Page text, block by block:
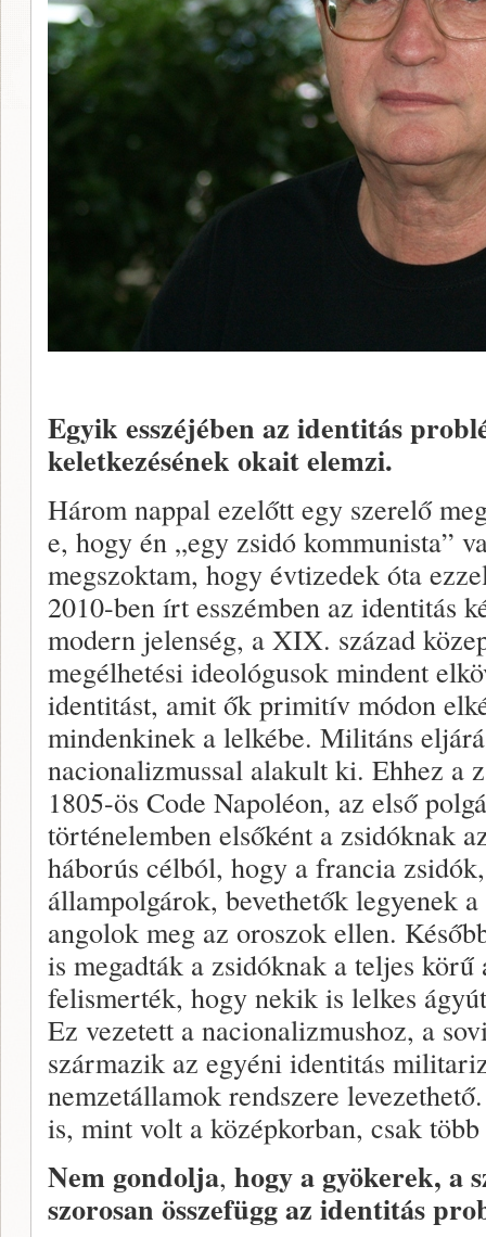
Egyik esszéjében az identitás
keletkezésének okait elemzi.
Három nappal ezelőtt egy szerelő
e, hogy én „egy zsidó kommunista”
megszoktam, hogy évtizedek óta
2010-ben írt esszémben az identitás
modern jelenség, a XIX. század
megélhetési ideológusok mindent
identitást, amit ők primitív módon
mindenkinek a lelkébe. Militáns
nacionalizmussal alakult ki. Ehhez a
1805-ös Code Napoléon, az első
történelemben elsőként a zsidóknak
háborús célból, hogy a francia
állampolgárok, bevethetők legyenek
angolok meg az oroszok ellen.
is megadták a zsidóknak a teljes körű
felismerték, hogy nekik is lelkes
Ez vezetett a nacionalizmushoz, a
származik az egyéni identitás
nemzetállamok rendszere
is, mint volt a középkorban, csak
Nem gondolja, hogy a gyökerek, a
szorosan összefügg az identitás